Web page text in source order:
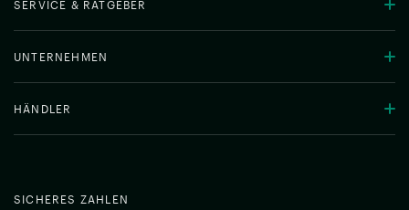
SERVICE & RATGEBER
UNTERNEHMEN
HÄNDLER
SICHERES ZAHLEN